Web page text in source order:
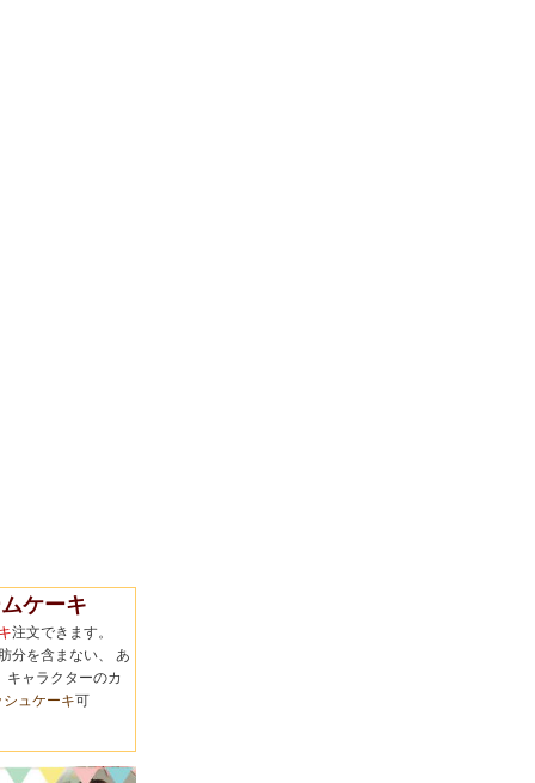
ケーキ
注文できます。
分を含まない、 あ
キャラクターのカ
ュケーキ可